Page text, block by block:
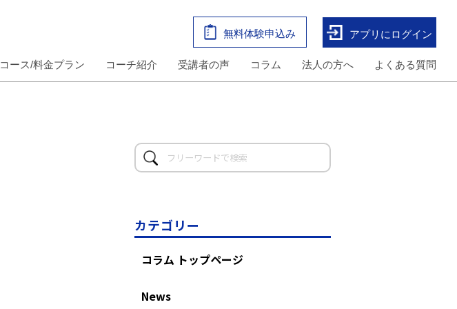
無料体験申込み アプリにログイン
コース/料金プラン コーチ紹介 受講者の声 コラム 法人の方へ よくある質問
カテゴリー
コラム トップページ
News